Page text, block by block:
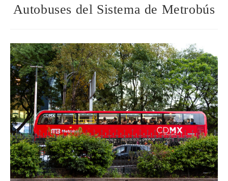
Autobuses del Sistema de Metrobús